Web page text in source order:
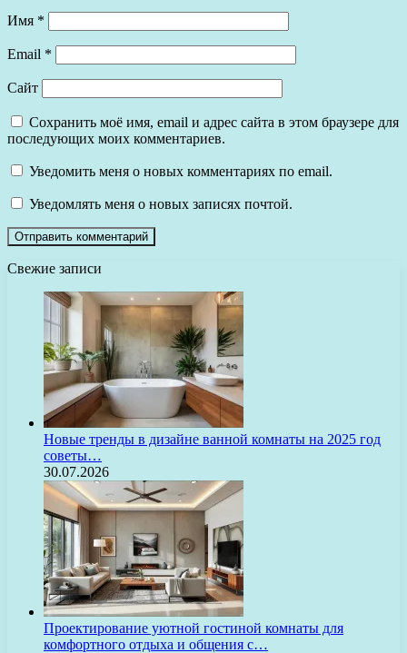
Имя *
Email *
Сайт
Сохранить моё имя, email и адрес сайта в этом браузере для
последующих моих комментариев.
Уведомить меня о новых комментариях по email.
Уведомлять меня о новых записях почтой.
Свежие записи
Новые тренды в дизайне ванной комнаты на 2025 год
советы…
30.07.2026
Проектирование уютной гостиной комнаты для
комфортного отдыха и общения с…